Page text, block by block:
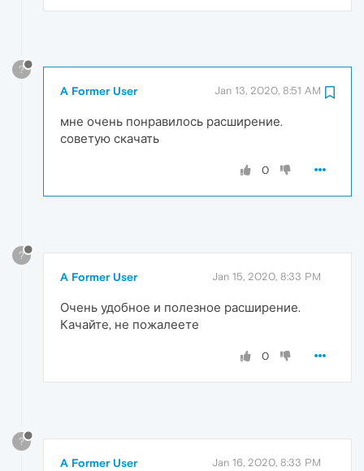
?
A Former User Jan 13, 2020, 8:51 AM
мне очень понравилось расширение.
советую скачать
0
?
A Former User Jan 15, 2020, 8:33 PM
Очень удобное и полезное расширение.
Качайте, не пожалеете
0
?
A Former User Jan 16, 2020, 8:33 PM